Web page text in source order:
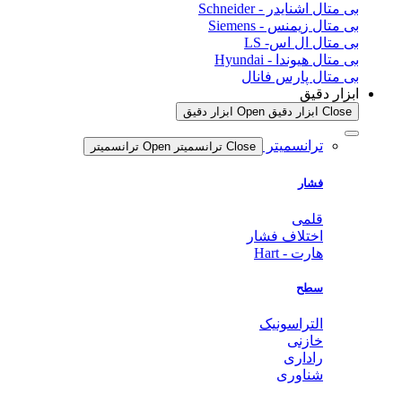
بی متال اشنایدر - Schneider
بی متال زیمنس - Siemens
بی متال ال اس- LS
بی متال هیوندا - Hyundai
بی متال پارس فانال
ابزار دقیق
Close ابزار دقیق Open ابزار دقیق
ترانسمیتر Close ترانسمیتر Open ترانسمیتر
فشار
قلمی
اختلاف فشار
هارت - Hart
سطح
التراسونیک
خازنی
راداری
شناوری